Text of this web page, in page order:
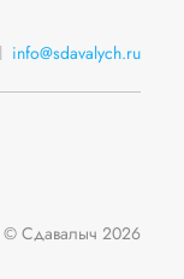
info@sdavalych.ru
© Сдавалыч 2026